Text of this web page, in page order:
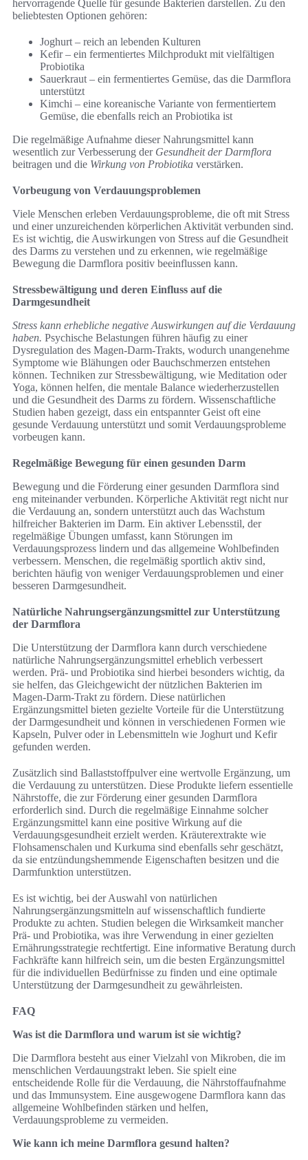
hervorragende Quelle für gesunde Bakterien darstellen. Zu den
beliebtesten Optionen gehören:
Joghurt – reich an lebenden Kulturen
Kefir – ein fermentiertes Milchprodukt mit vielfältigen
Probiotika
Sauerkraut – ein fermentiertes Gemüse, das die Darmflora
unterstützt
Kimchi – eine koreanische Variante von fermentiertem
Gemüse, die ebenfalls reich an Probiotika ist
Die regelmäßige Aufnahme dieser Nahrungsmittel kann
wesentlich zur Verbesserung der Gesundheit der Darmflora
beitragen und die Wirkung von Probiotika verstärken.
Vorbeugung von Verdauungsproblemen
Viele Menschen erleben Verdauungsprobleme, die oft mit Stress
und einer unzureichenden körperlichen Aktivität verbunden sind.
Es ist wichtig, die Auswirkungen von Stress auf die Gesundheit
des Darms zu verstehen und zu erkennen, wie regelmäßige
Bewegung die Darmflora positiv beeinflussen kann.
Stressbewältigung und deren Einfluss auf die
Darmgesundheit
Stress kann erhebliche negative Auswirkungen auf die Verdauung
haben. Psychische Belastungen führen häufig zu einer
Dysregulation des Magen-Darm-Trakts, wodurch unangenehme
Symptome wie Blähungen oder Bauchschmerzen entstehen
können. Techniken zur Stressbewältigung, wie Meditation oder
Yoga, können helfen, die mentale Balance wiederherzustellen
und die Gesundheit des Darms zu fördern. Wissenschaftliche
Studien haben gezeigt, dass ein entspannter Geist oft eine
gesunde Verdauung unterstützt und somit Verdauungsprobleme
vorbeugen kann.
Regelmäßige Bewegung für einen gesunden Darm
Bewegung und die Förderung einer gesunden Darmflora sind
eng miteinander verbunden. Körperliche Aktivität regt nicht nur
die Verdauung an, sondern unterstützt auch das Wachstum
hilfreicher Bakterien im Darm. Ein aktiver Lebensstil, der
regelmäßige Übungen umfasst, kann Störungen im
Verdauungsprozess lindern und das allgemeine Wohlbefinden
verbessern. Menschen, die regelmäßig sportlich aktiv sind,
berichten häufig von weniger Verdauungsproblemen und einer
besseren Darmgesundheit.
Natürliche Nahrungsergänzungsmittel zur Unterstützung
der Darmflora
Die Unterstützung der Darmflora kann durch verschiedene
natürliche Nahrungsergänzungsmittel erheblich verbessert
werden. Prä- und Probiotika sind hierbei besonders wichtig, da
sie helfen, das Gleichgewicht der nützlichen Bakterien im
Magen-Darm-Trakt zu fördern. Diese natürlichen
Ergänzungsmittel bieten gezielte Vorteile für die Unterstützung
der Darmgesundheit und können in verschiedenen Formen wie
Kapseln, Pulver oder in Lebensmitteln wie Joghurt und Kefir
gefunden werden.
Zusätzlich sind Ballaststoffpulver eine wertvolle Ergänzung, um
die Verdauung zu unterstützen. Diese Produkte liefern essentielle
Nährstoffe, die zur Förderung einer gesunden Darmflora
erforderlich sind. Durch die regelmäßige Einnahme solcher
Ergänzungsmittel kann eine positive Wirkung auf die
Verdauungsgesundheit erzielt werden. Kräuterextrakte wie
Flohsamenschalen und Kurkuma sind ebenfalls sehr geschätzt,
da sie entzündungshemmende Eigenschaften besitzen und die
Darmfunktion unterstützen.
Es ist wichtig, bei der Auswahl von natürlichen
Nahrungsergänzungsmitteln auf wissenschaftlich fundierte
Produkte zu achten. Studien belegen die Wirksamkeit mancher
Prä- und Probiotika, was ihre Verwendung in einer gezielten
Ernährungsstrategie rechtfertigt. Eine informative Beratung durch
Fachkräfte kann hilfreich sein, um die besten Ergänzungsmittel
für die individuellen Bedürfnisse zu finden und eine optimale
Unterstützung der Darmgesundheit zu gewährleisten.
FAQ
Was ist die Darmflora und warum ist sie wichtig?
Die Darmflora besteht aus einer Vielzahl von Mikroben, die im
menschlichen Verdauungstrakt leben. Sie spielt eine
entscheidende Rolle für die Verdauung, die Nährstoffaufnahme
und das Immunsystem. Eine ausgewogene Darmflora kann das
allgemeine Wohlbefinden stärken und helfen,
Verdauungsprobleme zu vermeiden.
Wie kann ich meine Darmflora gesund halten?